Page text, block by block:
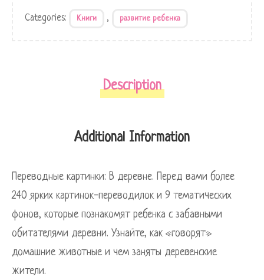
Categories: Книги , развитие ребенка
Description
Additional Information
Переводные картинки: В деревне. Перед вами более
240 ярких картинок-переводилок и 9 тематических
фонов, которые познакомят ребенка с забавными
обитателями деревни. Узнайте, как «говорят»
домашние животные и чем заняты деревенские
жители.